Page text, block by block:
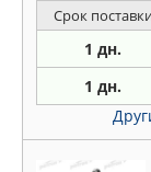
Срок
1 дн.
1 дн.